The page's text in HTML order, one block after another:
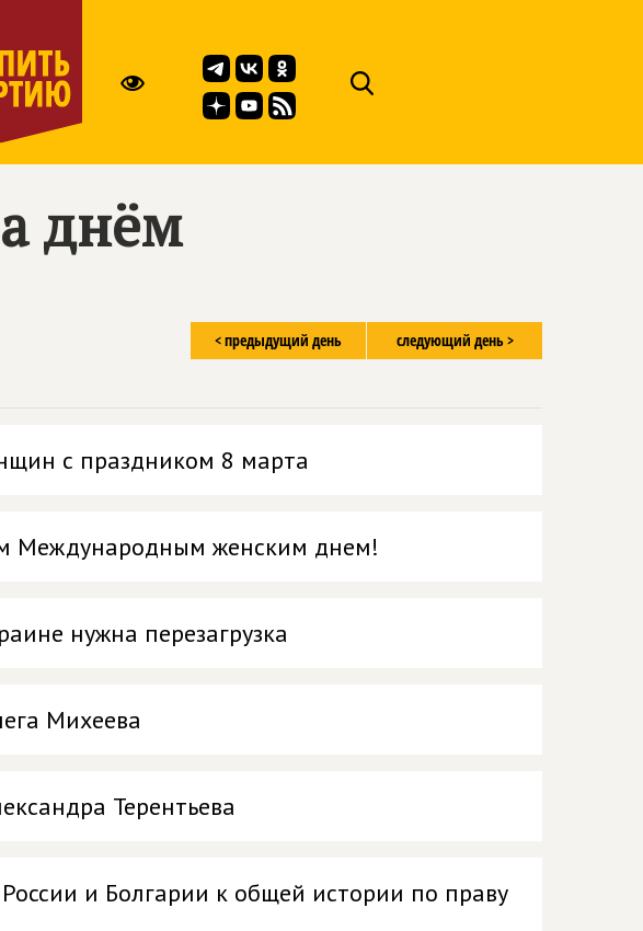
днём
следующий день >
< предыдущий день
с праздником 8 марта
Международным женским днем!
нужна перезагрузка
Михеева
Терентьева
и Болгарии к общей истории по праву